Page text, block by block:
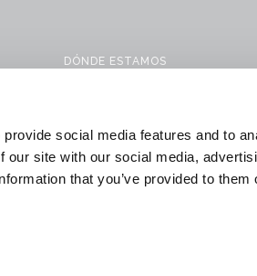
social media features and to
site with our social media,
that you’ve provided to them
DÓNDE ESTAMOS
DOWNLOAD
GENERAL CONDITIONS OF SALE